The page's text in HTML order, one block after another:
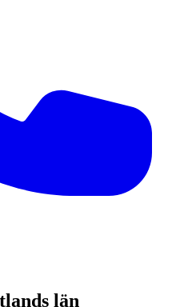
län